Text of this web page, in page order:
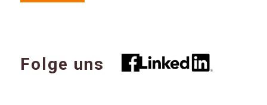
Folge uns